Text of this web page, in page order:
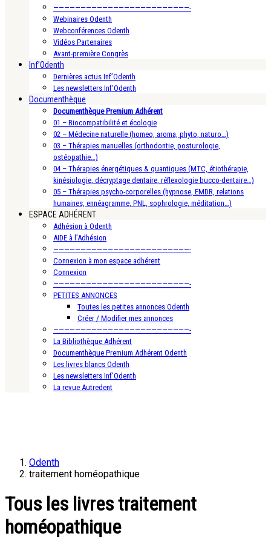
—————————————————————————-
Webinaires Odenth
Webconférences Odenth
Vidéos Partenaires
Avant-première Congrès
Inf’Odenth
Dernières actus Inf’Odenth
Les newsletters Inf’Odenth
Documenthèque
Documenthèque Premium Adhérent
01 – Biocompatibilité et écologie
02 – Médecine naturelle (homeo, aroma, phyto, naturo…)
03 – Thérapies manuelles (orthodontie, posturologie,
ostéopathie…)
04 – Thérapies énergétiques & quantiques (MTC, étiothérapie,
kinésiologie, décryptage dentaire, réflexologie bucco-dentaire…)
05 – Thérapies psycho-corporelles (hypnose, EMDR, relations
humaines, ennéagramme, PNL, sophrologie, méditation…)
ESPACE ADHÉRENT
Adhésion à Odenth
AIDE à l’Adhésion
—————————————————————————-
Connexion à mon espace adhérent
Connexion
—————————————————————————-
PETITES ANNONCES
Toutes les petites annonces Odenth
Créer / Modifier mes annonces
—————————————————————————-
La Bibliothèque Adhérent
Documenthèque Premium Adhérent Odenth
Les livres blancs Odenth
Les newsletters Inf’Odenth
La revue Autredent
Odenth
traitement homéopathique
Tous les livres traitement
homéopathique